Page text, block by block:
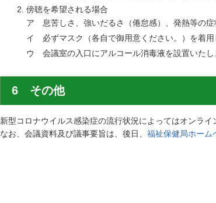
傍聴を希望される場合
ア 息苦しさ、強いだるさ（倦怠感）、発熱等の症
イ 必ずマスク（各自で御用意ください。）を着用
ウ 会議室の入口にアルコール消毒液を設置いたし
6 その他
新型コロナウイルス感染症の流行状況によってはオンライ
なお、会議資料及び議事要旨は、後日、 福祉保健局ホーム